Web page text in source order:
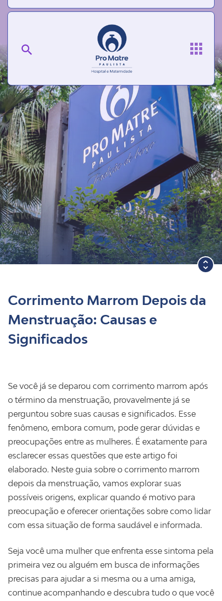
Blog
Corrimento Marrom Depois da
Menstruação: Causas e
Significados
Se você já se deparou com corrimento marrom após
o término da menstruação, provavelmente já se
perguntou sobre suas causas e significados. Esse
fenômeno, embora comum, pode gerar dúvidas e
preocupações entre as mulheres. É exatamente para
esclarecer essas questões que este artigo foi
elaborado. Neste guia sobre o corrimento marrom
depois da menstruação, vamos explorar suas
possíveis origens, explicar quando é motivo para
preocupação e oferecer orientações sobre como lidar
com essa situação de forma saudável e informada.
Seja você uma mulher que enfrenta esse sintoma pela
primeira vez ou alguém em busca de informações
precisas para ajudar a si mesma ou a uma amiga,
continue acompanhando e descubra tudo o que você